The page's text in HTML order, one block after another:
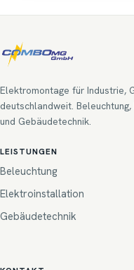
Elektromontage für Industrie,
deutschlandweit.
und Gebäudetechnik.
LEISTUNGEN
Beleuchtung
Elektroinstallation
Gebäudetechnik